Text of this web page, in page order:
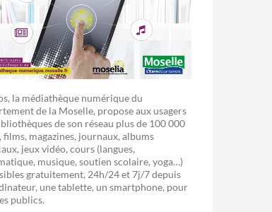
la médiathèque numérique du
de la Moselle, propose aux usagers
de son réseau plus de 100 000
films, magazines, journaux, albums
jeux vidéo, cours (langues,
musique, soutien scolaire, yoga…)
gratuitement, 24h/24 et 7j/7 depuis
une tablette, un smartphone, pour
publics.